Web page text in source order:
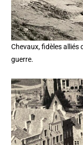
Chevaux, fidèles alliés
guerre.